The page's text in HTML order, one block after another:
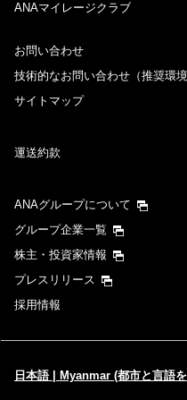
ANAマイレージクラブ
お問い合わせ
技術的なお問い合わせ（推奨環境
サイトマップ
運送約款
ANAグループについて
グループ企業一覧
株主・投資家情報
プレスリリース
採用情報
日本語 | Myanmar (都市と言語